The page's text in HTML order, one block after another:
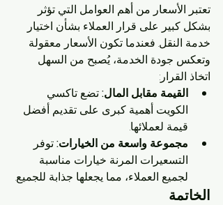
تعتبر الأسعار من أهم العوامل التي تؤثر
بشكل كبير على قرار العملاء بشأن اختيار
خدمة النقل. فعندما تكون الأسعار معقولة
وتعكس جودة الخدمة، يُصبح من السهل
اتخاذ القرار:
القيمة مقابل المال: تضع تاكسي
الكويت أهمية كبرى على تقديم أفضل
قيمة لعملائها.
مجموعة واسعة من الخيارات: توفر
التسعيرات المرنة خيارات مناسبة
لجميع العملاء، مما يجعلها جذابة للجميع.
الخاتمة